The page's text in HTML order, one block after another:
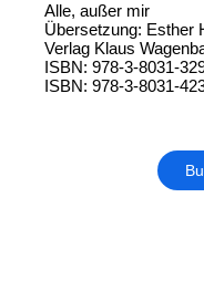
Alle, außer mir
Übersetzung: Esther
Verlag Klaus
ISBN: 978-3-8031-
ISBN: 978-3-8031-